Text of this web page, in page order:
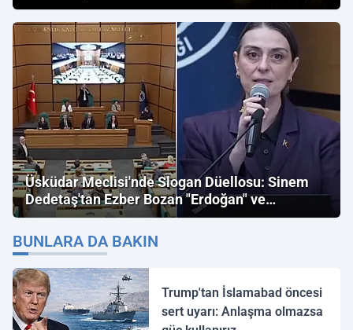
Üsküdar Meclisi'nde Slogan Düellosu: Sinem
Dedetaş'tan Ezber Bozan "Erdoğan" ve
"İmamoğlu" Çıkışı!
BUNLARA DA BAKIN
Trump'tan İslamabad öncesi
sert uyarı: Anlaşma olmazsa